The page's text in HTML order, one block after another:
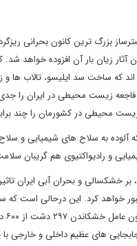
بزرگ ترین کانون بحرانی
آثار زیان بار آن افزوده خواهد
که ساخت سد ایلیسو، تالاب ها و
فاجعه زیست محیطی در ایران را
محیطی در کشورمان را چند
و رادیواکتیوی هم گریبان
خشکسالی و بحران آبی ایران
خواهد کرد. این درحالی است که
های عظیم داخلی و خارجی